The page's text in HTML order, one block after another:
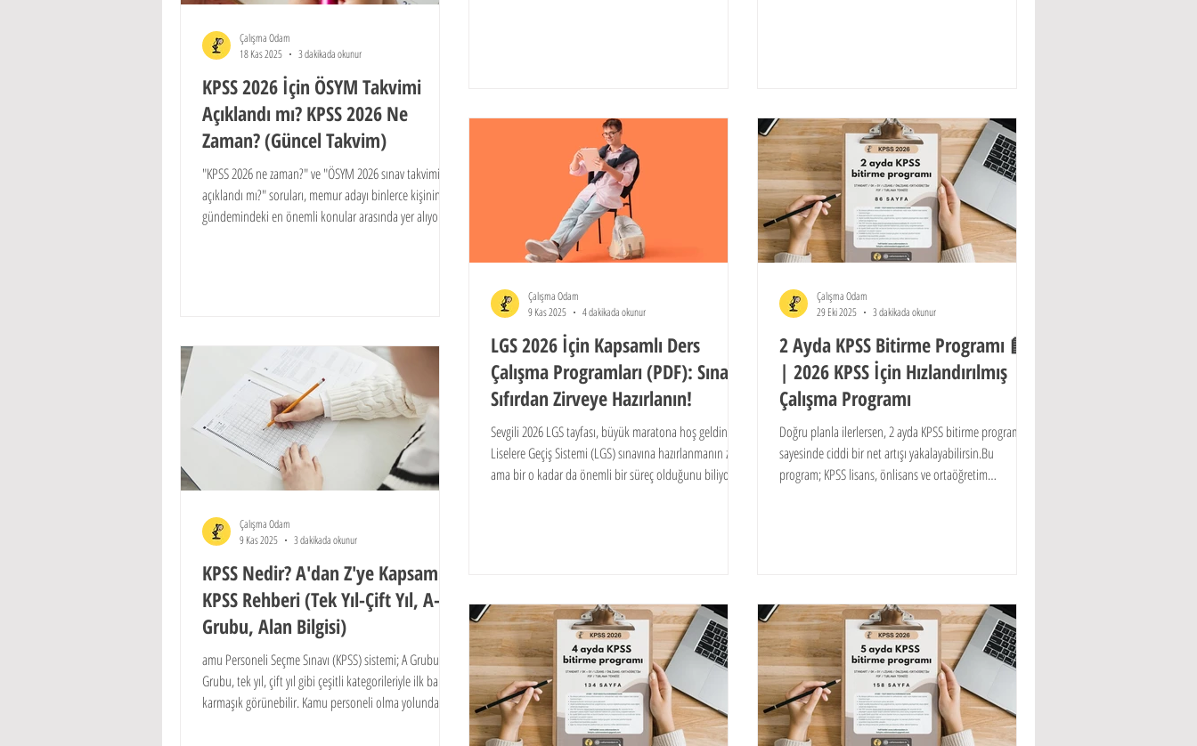
KPSS 2026 İçin ÖSYM Takvimi
Açıklandı mı? KPSS 2026 Ne
Zaman? (Güncel Takvim)
"KPSS 2026 ne zaman?" ve "ÖSYM 2026 sınav takvimi
açıklandı mı?" soruları, memur adayı binlerce kişinin
gündemindeki en önemli konular arasında yer alıyor.
Çalışma Odam
18 Kas 2025
3 dakikada okunur
KPSS Nedir? A'dan Z'ye Kapsamlı
KPSS Rehberi (Tek Yıl-Çift Yıl, A-B
Grubu, Alan Bilgisi)
amu Personeli Seçme Sınavı (KPSS) sistemi; A Grubu, B
Grubu, tek yıl, çift yıl gibi çeşitli kategorileriyle ilk bakışta
karmaşık görünebilir. Kamu personeli olma yolundaki
Çalışma Odam
9 Kas 2025
3 dakikada okunur
LGS 2026 İçin Kapsamlı Ders
Çalışma Programları (PDF): Sınava
Sıfırdan Zirveye Hazırlanın!
Sevgili 2026 LGS tayfası, büyük maratona hoş geldiniz!
Liselere Geçiş Sistemi (LGS) sınavına hazırlanmanın zorlu
ama bir o kadar da önemli bir süreç olduğunu biliyoruz.
Çalışma Odam
9 Kas 2025
4 dakikada okunur
2 Ayda KPSS Bitirme Programı 📘
| 2026 KPSS İçin Hızlandırılmış
Çalışma Programı
Doğru planla ilerlersen, 2 ayda KPSS bitirme programı
sayesinde ciddi bir net artışı yakalayabilirsin.Bu
program; KPSS lisans, önlisans ve ortaöğretim
Çalışma Odam
29 Eki 2025
3 dakikada okunur